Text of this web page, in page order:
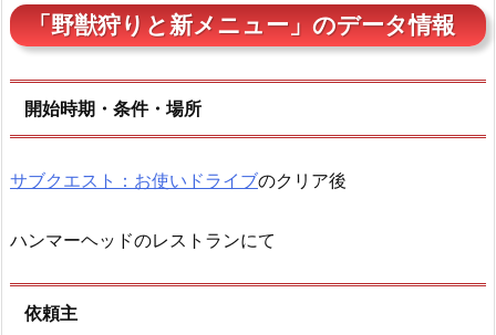
「野獣狩りと新メニュー」のデータ情報
開始時期・条件・場所
サブクエスト：お使いドライブのクリア後
ハンマーヘッドのレストランにて
依頼主